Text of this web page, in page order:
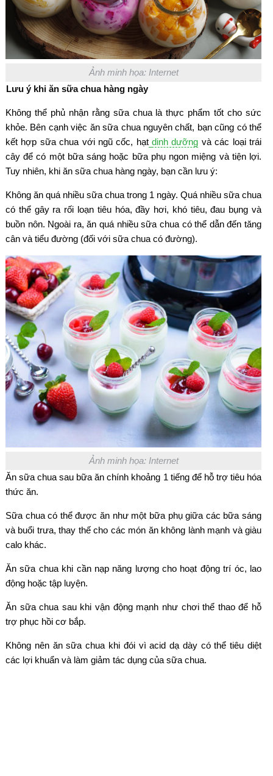
Ảnh minh họa: Internet
Lưu ý khi ăn sữa chua hàng ngày
Không thể phủ nhận rằng sữa chua là thực phẩm tốt cho sức
khỏe. Bên cạnh việc ăn sữa chua nguyên chất, bạn cũng có thể
kết hợp sữa chua với ngũ cốc, hạt dinh dưỡng và các loại trái
cây để có một bữa sáng hoặc bữa phụ ngon miệng và tiện lợi.
Tuy nhiên, khi ăn sữa chua hàng ngày, bạn cần lưu ý:
Không ăn quá nhiều sữa chua trong 1 ngày. Quá nhiều sữa chua
có thể gây ra rối loạn tiêu hóa, đầy hơi, khó tiêu, đau bụng và
buồn nôn. Ngoài ra, ăn quá nhiều sữa chua có thể dẫn đến tăng
cân và tiểu đường (đối với sữa chua có đường).
Ảnh minh họa: Internet
Ăn sữa chua sau bữa ăn chính khoảng 1 tiếng để hỗ trợ tiêu hóa
thức ăn.
Sữa chua có thể được ăn như một bữa phụ giữa các bữa sáng
và buổi trưa, thay thế cho các món ăn không lành mạnh và giàu
calo khác.
Ăn sữa chua khi cần nạp năng lượng cho hoạt động trí óc, lao
động hoặc tập luyện.
Ăn sữa chua sau khi vận động mạnh như chơi thể thao để hỗ
trợ phục hồi cơ bắp.
Không nên ăn sữa chua khi đói vì acid dạ dày có thể tiêu diệt
các lợi khuẩn và làm giảm tác dụng của sữa chua.